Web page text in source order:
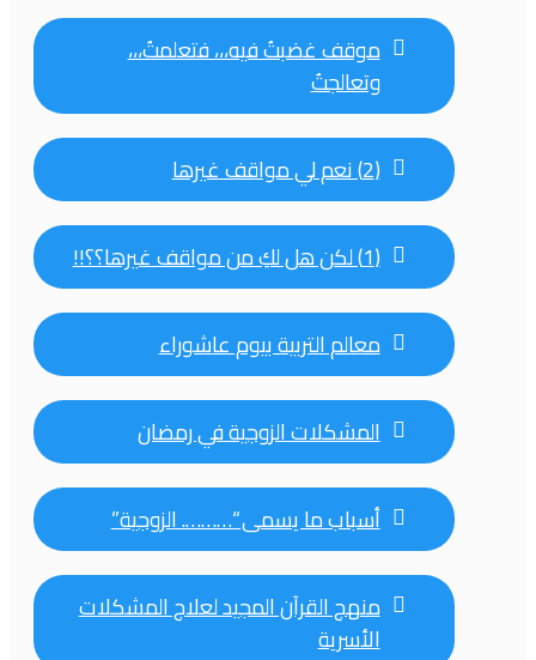
موقف غضبتُ فيه،،، فتعلمتُ،،،
وتعالجتُ
(2) نعم لي مواقف غيرها
(1) لكن هل لكِ من مواقف غيرها؟؟!!
معالم التربية بيوم عاشوراء
المشكلات الزوجية في رمضان
أسباب ما يسمى “………. الزوجية”
منهج القرآن المجيد لعلاج المشكلات
الأسرية